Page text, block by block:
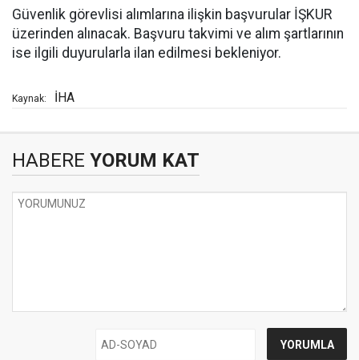
Güvenlik görevlisi alımlarına ilişkin başvurular İŞKUR
üzerinden alınacak. Başvuru takvimi ve alım şartlarının
ise ilgili duyurularla ilan edilmesi bekleniyor.
Kaynak: İHA
HABERE YORUM KAT